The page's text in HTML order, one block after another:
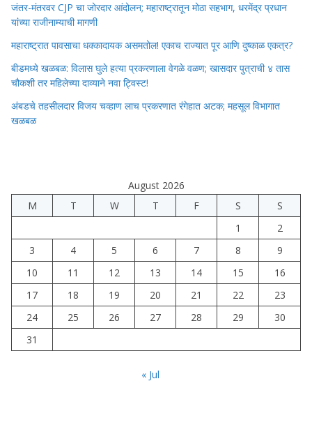
जंतर-मंतरवर CJP चा जोरदार आंदोलन; महाराष्ट्रातून मोठा सहभाग, धरमेंद्र प्रधान
यांच्या राजीनाम्याची मागणी
महाराष्ट्रात पावसाचा धक्कादायक असमतोल! एकाच राज्यात पूर आणि दुष्काळ एकत्र?
बीडमध्ये खळबळ: विलास घुले हत्या प्रकरणाला वेगळे वळण; खासदार पुत्राची ४ तास
चौकशी तर महिलेच्या दाव्याने नवा ट्विस्ट!
अंबडचे तहसीलदार विजय चव्हाण लाच प्रकरणात रंगेहात अटक; महसूल विभागात
खळबळ
August 2026
M
T W T F S
S
1
2
3
4 5 6 7 8
9
10
11 12 13 14 15
16
17
18 19 20 21 22
23
24
25 26 27 28 29
30
31
« Jul